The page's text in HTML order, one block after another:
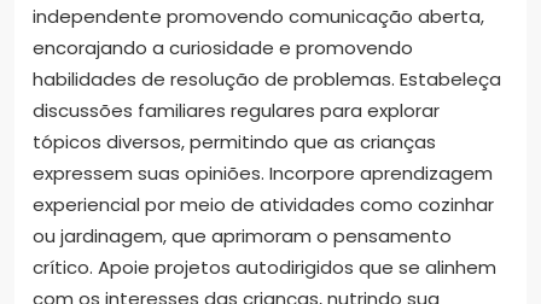
independente promovendo comunicação aberta,
encorajando a curiosidade e promovendo
habilidades de resolução de problemas. Estabeleça
discussões familiares regulares para explorar
tópicos diversos, permitindo que as crianças
expressem suas opiniões. Incorpore aprendizagem
experiencial por meio de atividades como cozinhar
ou jardinagem, que aprimoram o pensamento
crítico. Apoie projetos autodirigidos que se alinhem